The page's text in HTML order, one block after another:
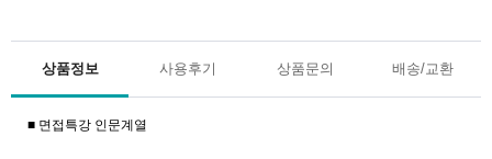
상품정보 사용후기 상품문의 배송/교환
■ 면접특강 인문계열